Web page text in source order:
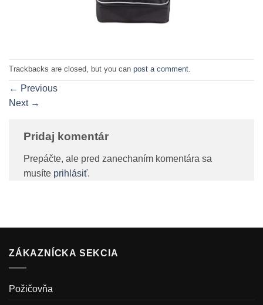
Trackbacks are closed, but you can post a comment.
← Previous
Next →
Pridaj komentár
Prepáčte, ale pred zanechaním komentára sa
musíte prihlásiť.
ZÁKAZNÍCKA SEKCIA
Požičovňa